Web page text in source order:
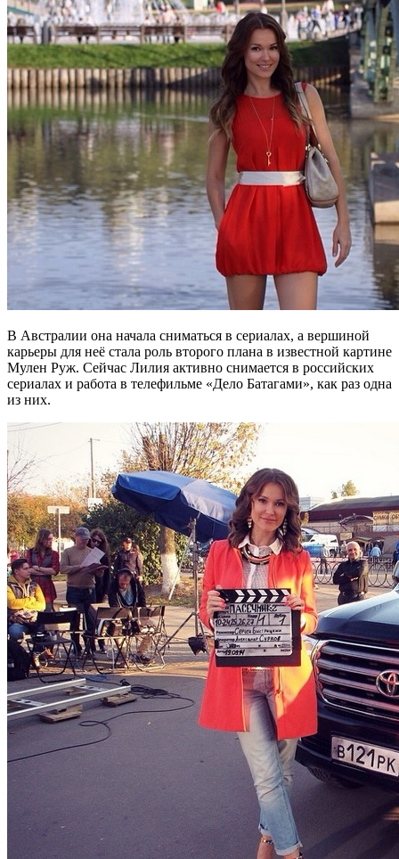
В Австралии она начала сниматься в сериалах, а вершиной
карьеры для неё стала роль второго плана в известной картине
Мулен Руж. Сейчас Лилия активно снимается в российских
сериалах и работа в телефильме «Дело Батагами», как раз одна
из них.